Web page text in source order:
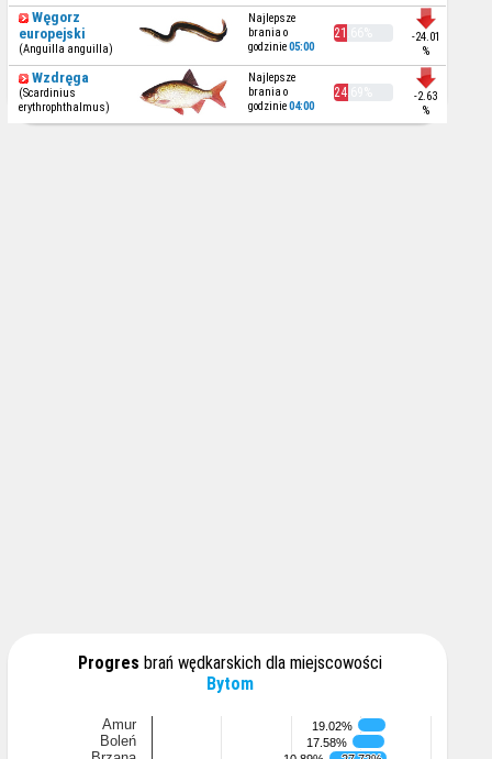
Węgorz
europejski
(Anguilla anguilla)
Najlepsze
brania o
godzinie05:00
21.66%
-24.01
%
Wzdręga
(Scardinius
erythrophthalmus)
Najlepsze
brania o
godzinie04:00
24.69%
-2.63
%
Progres brań wędkarskich dla miejscowości
Bytom
19.02%
19.02%
17.58%
17.58%
Amur
Boleń